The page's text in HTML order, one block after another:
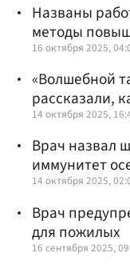
Названы
методы
16 октября 2025,
«Волшебной
рассказали,
14 октября 2025,
Врач назвал
иммунитет
14 октября 2025,
Врач
для пожилых
16 сентября 2025,